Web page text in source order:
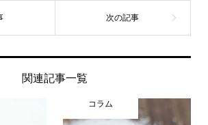
関連記事一覧
コラム